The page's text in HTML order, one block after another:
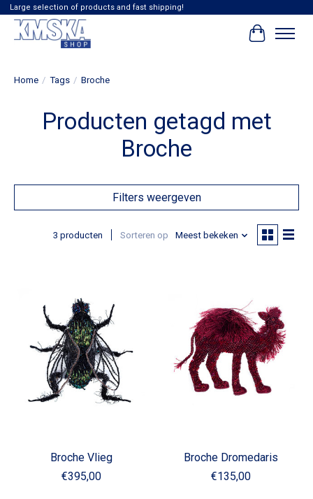
Large selection of products and fast shipping!
Home / Tags / Broche
Producten getagd met
Broche
Filters weergeven
3 producten Sorteren op Meest bekeken
Broche Vlieg
€395,00
Broche Dromedaris
€135,00